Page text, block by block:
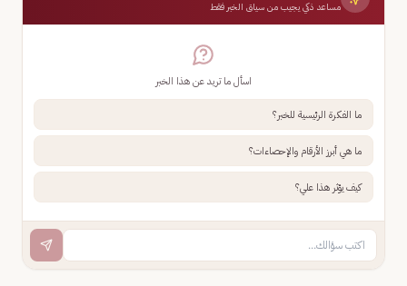
مساعد ذكي يجيب من سياق الخبر فقط
اسأل ما تريد عن هذا الخبر
ما الفكرة الرئيسية للخبر؟
ما هي أبرز الأرقام والإحصاءات؟
كيف يؤثر هذا علي؟